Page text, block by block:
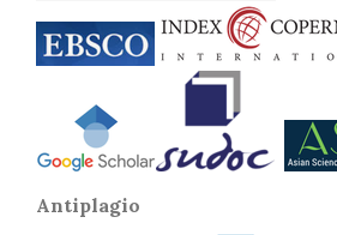
Antiplagio